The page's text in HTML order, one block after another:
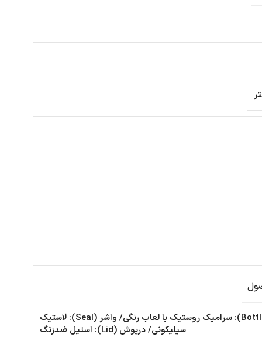
بدنه (Bottle): سرامیک روستیک با لعاب رنگی/ واشر (Seal): لاستیک
سیلیکونی/ درپوش (Lid): استیل ضدزنگ